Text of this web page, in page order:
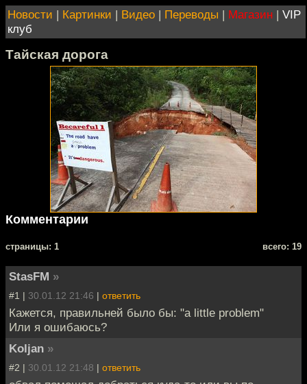
Новости | Картинки | Видео | Переводы | Магазин | VIP
клуб
Тайская дорога
Комментарии
cтраницы: 1 всего: 19
StasFM »
#1 | 30.01.12 21:46 | ответить
Кажется, правильней было бы: "a little problem"
Или я ошибаюсь?
Koljan »
#2 | 30.01.12 21:48 | ответить